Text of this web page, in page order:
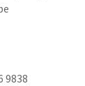
9838